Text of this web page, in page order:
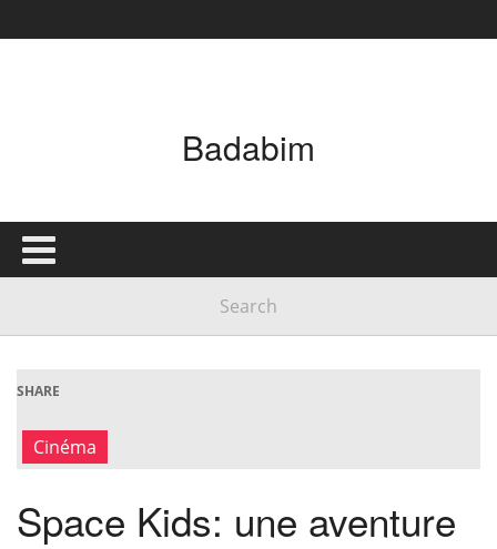
Badabim
SHARE
Cinéma
Space Kids: une aventure